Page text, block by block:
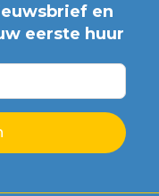
en
eerste huur